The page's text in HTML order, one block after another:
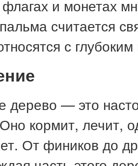
флагах и монетах
пальма считается
с
дерево — это
кормит, лечит,
От фиников до